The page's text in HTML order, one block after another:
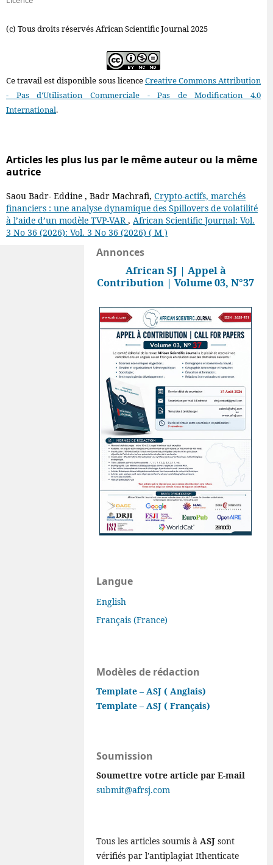
(c) Tous droits réservés African Scientific Journal 2025
Ce travail est disponible sous licenceCreative Commons Attribution
- Pas d'Utilisation Commerciale - Pas de Modification 4.0
International.
Articles les plus lus par le même auteur ou la même
autrice
Saou Badr- Eddine , Badr Machrafi, Crypto-actifs, marchés
financiers : une analyse dynamique des Spillovers de volatilité
à l’aide d’un modèle TVP-VAR, African Scientific Journal: Vol.
3 No 36 (2026): Vol. 3 No 36 (2026) ( M )
Annonces
African SJ | Appel à
Contribution | Volume 03, N°37
Langue
English
Français (France)
Modèles de rédaction
Template – ASJ ( Anglais)
Template – ASJ ( Français)
Soumission
Soumettre votre article par E-mail
submit@afrsj.com
Tous les articles soumis àASJ sont
vérifiés par l'antiplagiat Ithenticate